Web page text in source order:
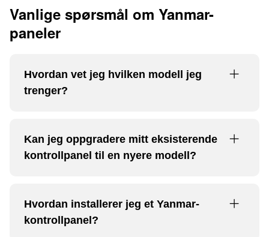
Vanlige spørsmål om Yanmar-
paneler
Hvordan vet jeg hvilken modell jeg
trenger?
Kan jeg oppgradere mitt eksisterende
kontrollpanel til en nyere modell?
Hvordan installerer jeg et Yanmar-
kontrollpanel?